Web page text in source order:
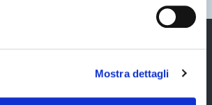
Mostra dettagli
Provincia di Modena